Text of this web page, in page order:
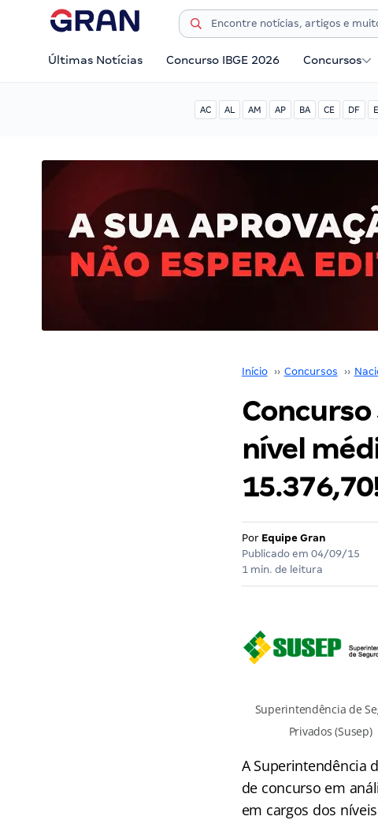
Últimas Notícias Concurso IBGE 2026 Concursos
AC AL AM AP BA CE DF
Início ›› Concursos ››
nível
Por Equipe Gran
Publicado em 04/09/15
1 min. de leitura
Superintendência de
Privados (Susep)
A Superintendência
de concurso em
em cargos dos